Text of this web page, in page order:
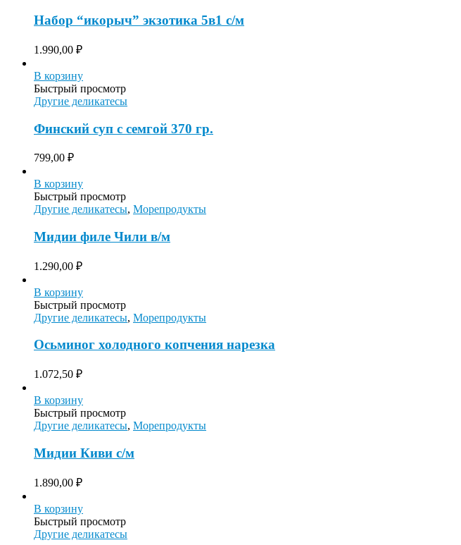
Набор “икорыч” экзотика 5в1 с/м
1.990,00 ₽
В корзину
Быстрый просмотр
Другие деликатесы
Финский суп с семгой 370 гр.
799,00 ₽
В корзину
Быстрый просмотр
Другие деликатесы, Морепродукты
Мидии филе Чили в/м
1.290,00 ₽
В корзину
Быстрый просмотр
Другие деликатесы, Морепродукты
Осьминог холодного копчения нарезка
1.072,50 ₽
В корзину
Быстрый просмотр
Другие деликатесы, Морепродукты
Мидии Киви с/м
1.890,00 ₽
В корзину
Быстрый просмотр
Другие деликатесы